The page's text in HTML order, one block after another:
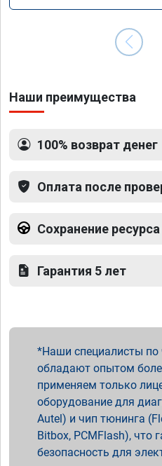
Наши преимущества
100% возврат денег
Оплата после
Сохранение ресурса
Гарантия 5 лет
Наши специалисты по
обладают опытом
применяем только
оборудование для
Autel) и чип тюнинга
Bitbox, PCMFlash), что
безопасность для